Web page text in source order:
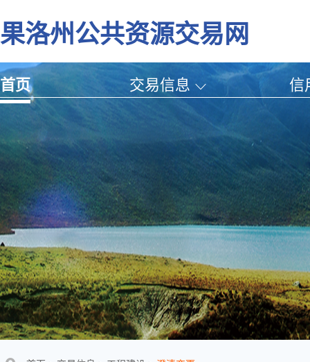
果洛州公共资源交易网
首页 交易信息 信